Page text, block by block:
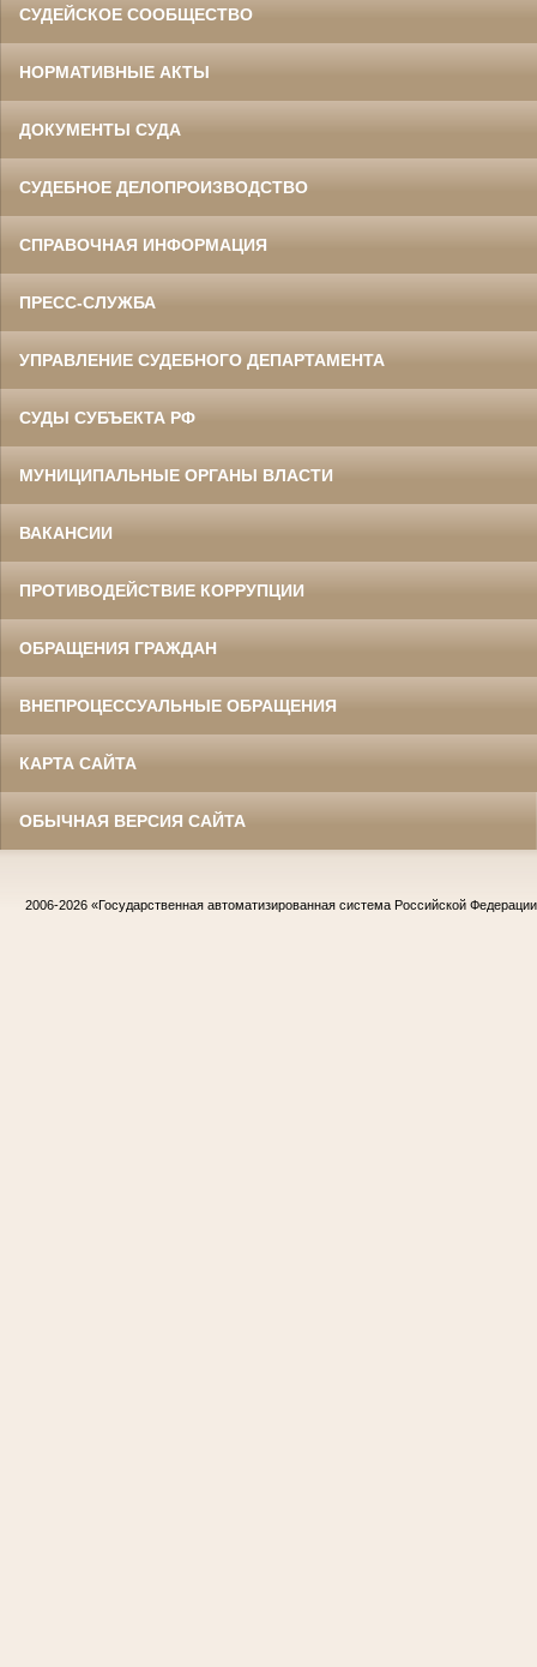
СУДЕЙСКОЕ СООБЩЕСТВО
НОРМАТИВНЫЕ АКТЫ
ДОКУМЕНТЫ СУДА
СУДЕБНОЕ ДЕЛОПРОИЗВОДСТВО
СПРАВОЧНАЯ ИНФОРМАЦИЯ
ПРЕСС-СЛУЖБА
УПРАВЛЕНИЕ СУДЕБНОГО ДЕПАРТАМЕНТА
СУДЫ СУБЪЕКТА РФ
МУНИЦИПАЛЬНЫЕ ОРГАНЫ ВЛАСТИ
ВАКАНСИИ
ПРОТИВОДЕЙСТВИЕ КОРРУПЦИИ
ОБРАЩЕНИЯ ГРАЖДАН
ВНЕПРОЦЕССУАЛЬНЫЕ ОБРАЩЕНИЯ
КАРТА САЙТА
ОБЫЧНАЯ ВЕРСИЯ САЙТА
2006-2026 «Государственная автоматизированная система Российской